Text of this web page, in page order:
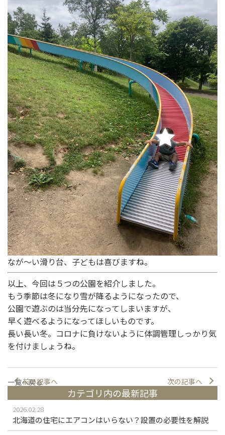
なが～い滑り台、子どもは喜びますね。
以上、今回は５つの公園を紹介しました。
もう季節は冬になり雪が降るようになったので、
公園で遊ぶのは当分先になってしまいますが、
早く遊べるようになってほしいものです。
長い長い冬。コロナに負けないように体調管理しっかり気
を付けましょうね。
前の記事へ 次の記事へ
一覧へ戻る
カテゴリ内の最新記事
2026.02.28
北海道の住宅にエアコンはいらない？設置の必要性を解説